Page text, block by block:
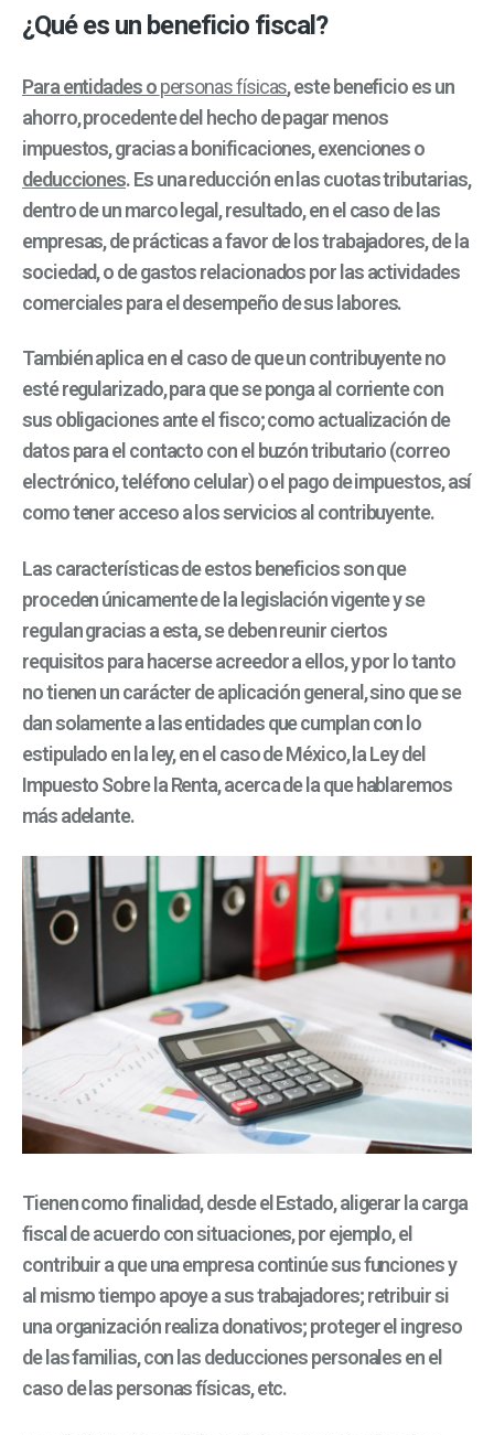
¿Qué es un beneficio fiscal?
Para entidades opersonas físicas, este beneficio es un
ahorro, procedente del hecho de pagar menos
impuestos, gracias a bonificaciones, exenciones o
deducciones. Es una reducción en las cuotas tributarias,
dentro de un marco legal, resultado, en el caso de las
empresas, de prácticas a favor de los trabajadores, de la
sociedad, o de gastos relacionados por las actividades
comerciales para el desempeño de sus labores.
También aplica en el caso de que un contribuyente no
esté regularizado, para que se ponga al corriente con
sus obligaciones ante el fisco; como actualización de
datos para el contacto con el buzón tributario (correo
electrónico, teléfono celular) o el pago de impuestos, así
como tener acceso a los servicios al contribuyente.
Las características de estos beneficios son que
proceden únicamente de la legislación vigente y se
regulan gracias a esta, se deben reunir ciertos
requisitos para hacerse acreedor a ellos, y por lo tanto
no tienen un carácter de aplicación general, sino que se
dan solamente a las entidades que cumplan con lo
estipulado en la ley, en el caso de México, la Ley del
Impuesto Sobre la Renta, acerca de la que hablaremos
más adelante.
Tienen como finalidad, desde el Estado, aligerar la carga
fiscal de acuerdo con situaciones, por ejemplo, el
contribuir a que una empresa continúe sus funciones y
al mismo tiempo apoye a sus trabajadores; retribuir si
una organización realiza donativos; proteger el ingreso
de las familias, con las deducciones personales en el
caso de las personas físicas, etc.